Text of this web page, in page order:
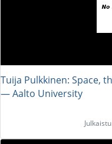
Tuija Pulkkinen: Space,
― Aalto University